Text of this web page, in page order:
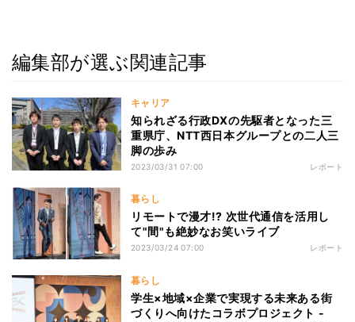
編集部が選ぶ関連記事
キャリア
知られざる行政DXの先駆者となった三
重県庁、NTT西日本グループとの二人三
脚の歩み
2023/03/31 07:00 レポート
暮らし
リモートで漫才!? 次世代通信を活用し
て"間"も絶妙なお笑いライブ
2023/03/24 07:00 レポート
暮らし
学生×地域×企業で実現する未来ある街
づくりへ向けたコラボプロジェクト -